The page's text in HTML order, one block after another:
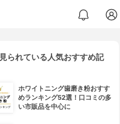
られている人気おすすめ記
ホワイトニング歯磨き粉おすす
めランキング52選！口コミの多
い市販品を中心に